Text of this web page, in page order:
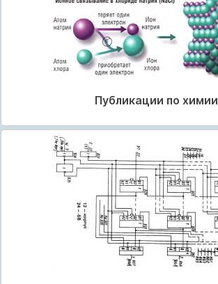
Публикации по химии